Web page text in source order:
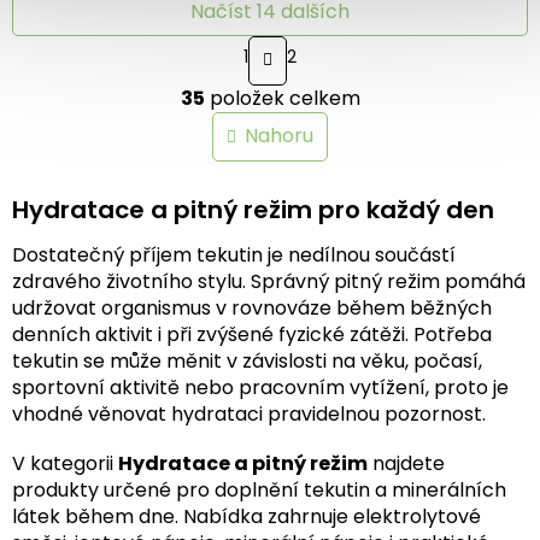
O
v
l
á
a
c
í
p
r
v
k
y
v
ý
p
i
s
u
Načíst 14 dalších
S
t
r
á
n
k
o
á
í
1 2
35 položek celkem
Nahoru
Hydratace a pitný režim pro každý den
Dostatečný příjem tekutin je nedílnou součástí
zdravého životního stylu. Správný pitný režim pomáhá
udržovat organismus v rovnováze během běžných
denních aktivit i při zvýšené fyzické zátěži. Potřeba
tekutin se může měnit v závislosti na věku, počasí,
sportovní aktivitě nebo pracovním vytížení, proto je
vhodné věnovat hydrataci pravidelnou pozornost.
V kategorii Hydratace a pitný režim najdete
produkty určené pro doplnění tekutin a minerálních
látek během dne. Nabídka zahrnuje elektrolytové